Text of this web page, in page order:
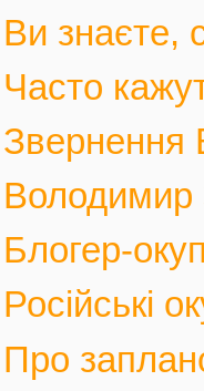
Ви знаєте,
Часто
Звернення
Володимир
Блогер-
Російські
Про